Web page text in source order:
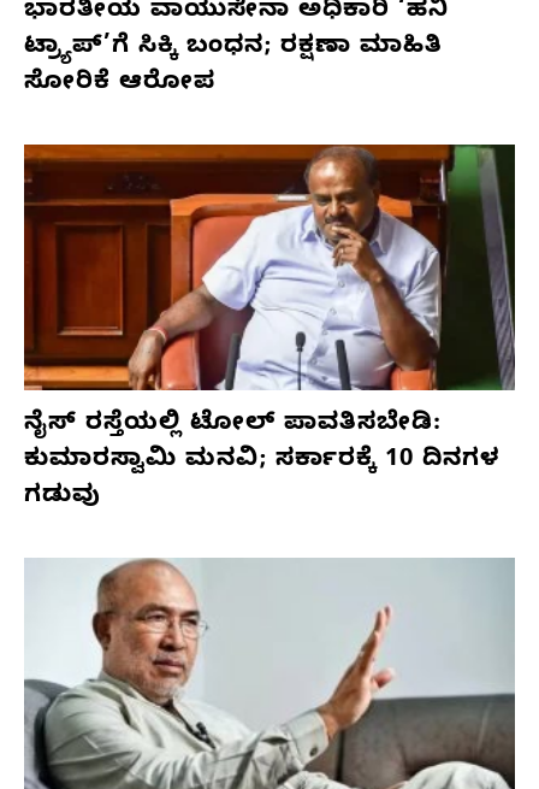
ಭಾರತೀಯ ವಾಯುಸೇನಾ ಅಧಿಕಾರಿ ‘ಹನಿ
ಟ್ರ್ಯಾಪ್’ಗೆ ಸಿಕ್ಕಿ ಬಂಧನ; ರಕ್ಷಣಾ ಮಾಹಿತಿ
ಸೋರಿಕೆ ಆರೋಪ
ನೈಸ್ ರಸ್ತೆಯಲ್ಲಿ ಟೋಲ್ ಪಾವತಿಸಬೇಡಿ:
ಕುಮಾರಸ್ವಾಮಿ ಮನವಿ; ಸರ್ಕಾರಕ್ಕೆ 10 ದಿನಗಳ
ಗಡುವು